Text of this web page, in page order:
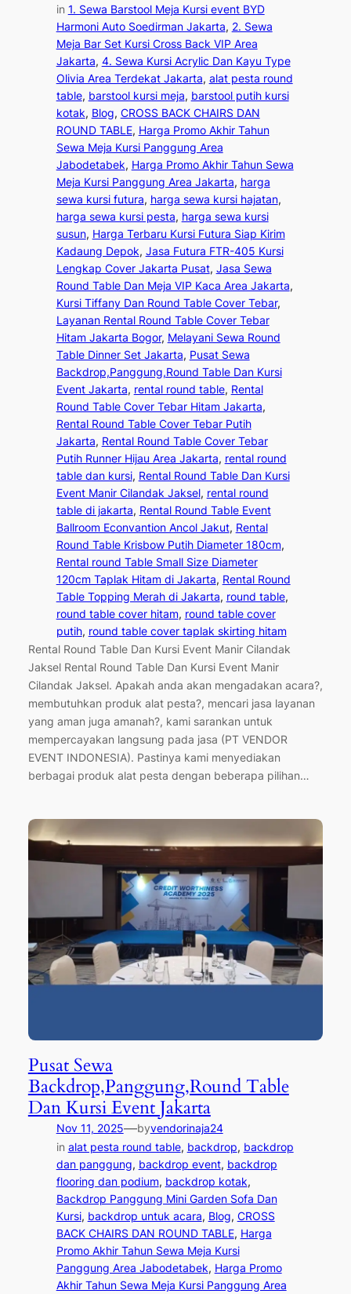
in 1. Sewa Barstool Meja Kursi event BYD
Harmoni Auto Soedirman Jakarta, 2. Sewa
Meja Bar Set Kursi Cross Back VIP Area
Jakarta, 4. Sewa Kursi Acrylic Dan Kayu Type
Olivia Area Terdekat Jakarta, alat pesta round
table, barstool kursi meja, barstool putih kursi
kotak, Blog, CROSS BACK CHAIRS DAN
ROUND TABLE, Harga Promo Akhir Tahun
Sewa Meja Kursi Panggung Area
Jabodetabek, Harga Promo Akhir Tahun Sewa
Meja Kursi Panggung Area Jakarta, harga
sewa kursi futura, harga sewa kursi hajatan
harga sewa kursi pesta, harga sewa kursi
susun, Harga Terbaru Kursi Futura Siap Kirim
Kadaung Depok, Jasa Futura FTR-405 Kursi
Lengkap Cover Jakarta Pusat, Jasa Sewa
Round Table Dan Meja VIP Kaca Area Jakarta
Kursi Tiffany Dan Round Table Cover Tebar
Layanan Rental Round Table Cover Tebar
Hitam Jakarta Bogor, Melayani Sewa Round
Table Dinner Set Jakarta, Pusat Sewa
Backdrop,Panggung,Round Table Dan Kursi
Event Jakarta, rental round table, Rental
Round Table Cover Tebar Hitam Jakarta
Rental Round Table Cover Tebar Putih
Jakarta, Rental Round Table Cover Tebar
Putih Runner Hijau Area Jakarta, rental round
table dan kursi, Rental Round Table Dan Kursi
Event Manir Cilandak Jaksel, rental round
table di jakarta, Rental Round Table Event
Ballroom Econvantion Ancol Jakut, Rental
Round Table Krisbow Putih Diameter 180cm
Rental round Table Small Size Diameter
120cm Taplak Hitam di Jakarta, Rental Round
Table Topping Merah di Jakarta, round table
round table cover hitam, round table cover
putih, round table cover taplak skirting hitam
Rental Round Table Dan Kursi Event Manir Cilandak
Jaksel Rental Round Table Dan Kursi Event Manir
Cilandak Jaksel. Apakah anda akan mengadakan acara?,
membutuhkan produk alat pesta?, mencari jasa layanan
yang aman juga amanah?, kami sarankan untuk
mempercayakan langsung pada jasa (PT VENDOR
EVENT INDONESIA). Pastinya kami menyediakan
berbagai produk alat pesta dengan beberapa pilihan…
Pusat Sewa
Backdrop,Panggung,Round Table
Dan Kursi Event Jakarta
Nov 11, 2025—byvendorinaja24
in alat pesta round table, backdrop, backdrop
dan panggung, backdrop event, backdrop
flooring dan podium, backdrop kotak
Backdrop Panggung Mini Garden Sofa Dan
Kursi, backdrop untuk acara, Blog, CROSS
BACK CHAIRS DAN ROUND TABLE, Harga
Promo Akhir Tahun Sewa Meja Kursi
Panggung Area Jabodetabek, Harga Promo
Akhir Tahun Sewa Meja Kursi Panggung Area